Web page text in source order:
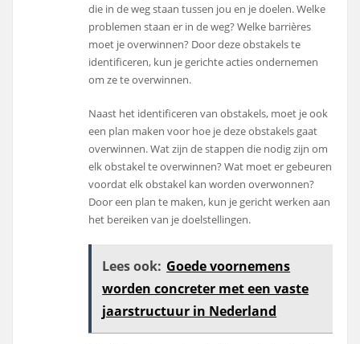
die in de weg staan tussen jou en je doelen. Welke
problemen staan er in de weg? Welke barrières
moet je overwinnen? Door deze obstakels te
identificeren, kun je gerichte acties ondernemen
om ze te overwinnen.
Naast het identificeren van obstakels, moet je ook
een plan maken voor hoe je deze obstakels gaat
overwinnen. Wat zijn de stappen die nodig zijn om
elk obstakel te overwinnen? Wat moet er gebeuren
voordat elk obstakel kan worden overwonnen?
Door een plan te maken, kun je gericht werken aan
het bereiken van je doelstellingen.
Lees ook: Goede voornemens
worden concreter met een vaste
jaarstructuur in Nederland